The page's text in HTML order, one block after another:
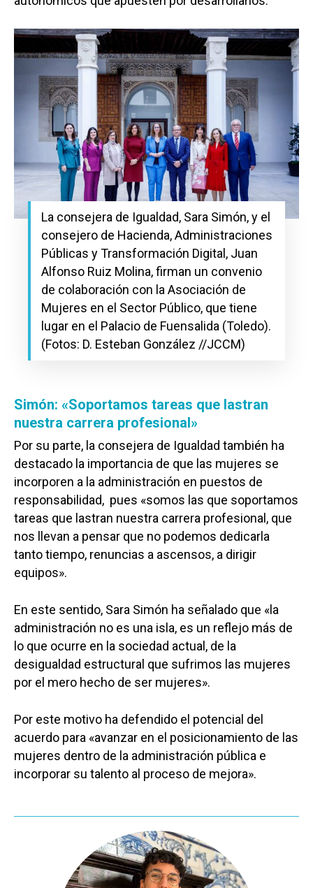
La consejera de Igualdad, Sara Simón, y el
consejero de Hacienda, Administraciones
Públicas y Transformación Digital, Juan
Alfonso Ruiz Molina, firman un convenio
de colaboración con la Asociación de
Mujeres en el Sector Público, que tiene
lugar en el Palacio de Fuensalida (Toledo).
(Fotos: D. Esteban González //JCCM)
Simón: «Soportamos tareas que lastran
nuestra carrera profesional»
Por su parte, la consejera de Igualdad también ha
destacado la importancia de que las mujeres se
incorporen a la administración en puestos de
responsabilidad, pues «somos las que soportamos
tareas que lastran nuestra carrera profesional, que
nos llevan a pensar que no podemos dedicarla
tanto tiempo, renuncias a ascensos, a dirigir
equipos».
En este sentido, Sara Simón ha señalado que «la
administración no es una isla, es un reflejo más de
lo que ocurre en la sociedad actual, de la
desigualdad estructural que sufrimos las mujeres
por el mero hecho de ser mujeres».
Por este motivo ha defendido el potencial del
acuerdo para «avanzar en el posicionamiento de las
mujeres dentro de la administración pública e
incorporar su talento al proceso de mejora».
Castilla-La
Toledo
Ciudad Real
Sanidad